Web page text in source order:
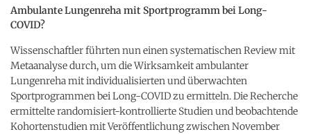
Ambulante Lungenreha mit Sportprogramm bei Long-
COVID?
Wissenschaftler führten nun einen systematischen Review mit
Metaanalyse durch, um die Wirksamkeit ambulanter
Lungenreha mit individualisierten und überwachten
Sportprogrammen bei Long-COVID zu ermitteln. Die Recherche
ermittelte randomisiert-kontrollierte Studien und beobachtende
Kohortenstudien mit Veröffentlichung zwischen November